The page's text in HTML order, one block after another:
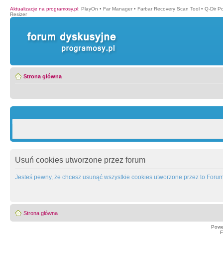
Aktualizacje na programosy.pl: PlayOn • Far Manager • Farbar Recovery Scan Tool • Q-Dir
Resizer
Strona główna
Usuń cookies utworzone przez forum
Jesteś pewny, że chcesz usunąć wszystkie cookies utworzone przez to
Strona główna